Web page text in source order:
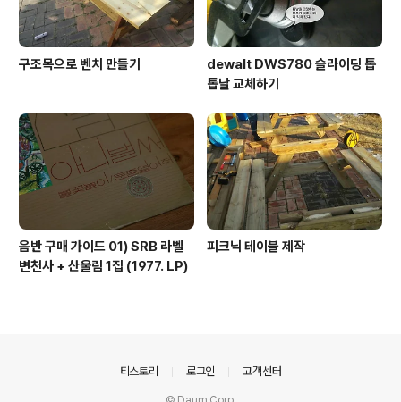
구조목으로 벤치 만들기
dewalt DWS780 슬라이딩 톱
톱날 교체하기
음반 구매 가이드 01) SRB 라벨
변천사 + 산울림 1집 (1977. LP)
피크닉 테이블 제작
티스토리 로그인 고객센터